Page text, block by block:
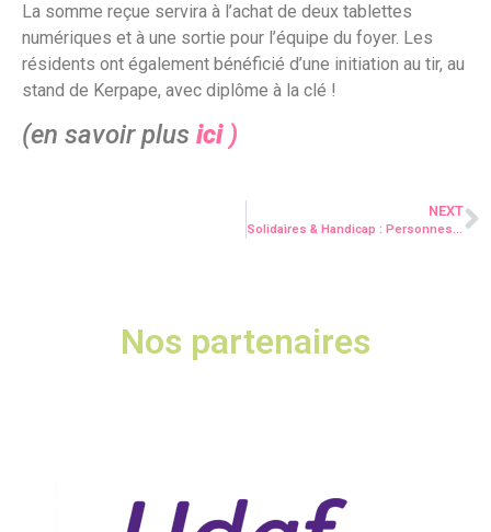
La somme reçue servira à l’achat de deux tablettes
numériques et à une sortie pour l’équipe du foyer. Les
résidents ont également bénéficié d’une initiation au tir, au
stand de Kerpape, avec diplôme à la clé !
(en savoir plus ici)
NEXT
Solidaires & Handicap : Personnes en situation de handicap, aidants et professionnels ensemble face au Covid 19 !
Nos partenaires